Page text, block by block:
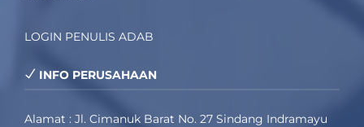
LOGIN PENULIS ADAB
INFO PERUSAHAAN
Alamat : Jl. Cimanuk Barat No. 27 Sindang Indramayu